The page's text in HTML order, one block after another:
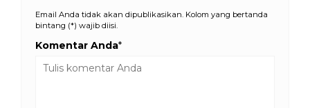
Email Anda tidak akan dipublikasikan. Kolom yang bertanda
bintang (*) wajib diisi.
Komentar Anda*